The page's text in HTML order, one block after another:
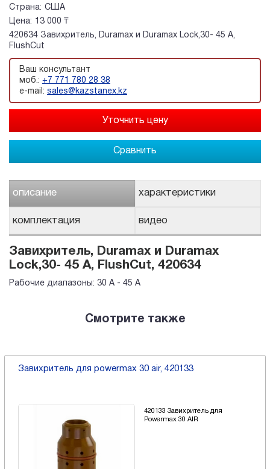
Страна: США
Цена:
13 000 ₸
420634 Завихритель, Duramax и Duramax Lock,30- 45 A,
FlushCut
Ваш консультант
моб.: +7 771 780 28 38
e-mail: sales@kazstanex.kz
Сравнить
описание характеристики
комплектация видео
Завихритель, Duramax и Duramax
Lock,30- 45 A, FlushCut, 420634
Рабочие диапазоны: 30 A - 45 A
Смотрите также
Завихритель для powermax 30 air, 420133
420133 Завихритель для
Powermax 30 AIR